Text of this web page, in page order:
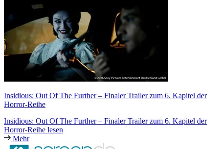
Insidious: Out Of The Further – Finaler Trailer zum 6. Kapitel der
Horror-Reihe
Insidious: Out Of The Further – Finaler Trailer zum 6. Kapitel der
Horror-Reihe lesen
Mehr